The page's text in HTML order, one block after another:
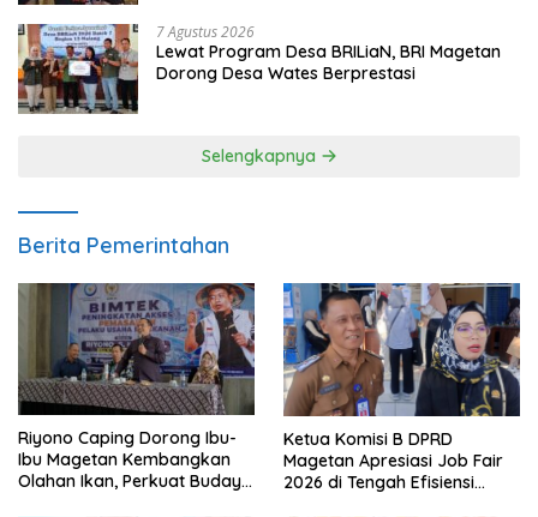
7 Agustus 2026
Lewat Program Desa BRILiaN, BRI Magetan
Dorong Desa Wates Berprestasi
Selengkapnya
Berita Pemerintahan
Riyono Caping Dorong Ibu-
Ibu Magetan Kembangkan
Olahan Ikan, Perkuat Budaya
Ketua Komisi B DPRD
Magetan Apresiasi Job Fair
2026 di Tengah Efisiensi